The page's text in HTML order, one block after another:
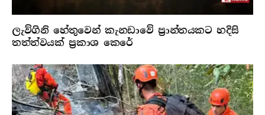
ලැව්ගිනි හේතුවෙන් කැනඩාවේ ප්‍රාන්තයකට හදිසි
තත්ත්වයක් ප්‍රකාශ කෙරේ